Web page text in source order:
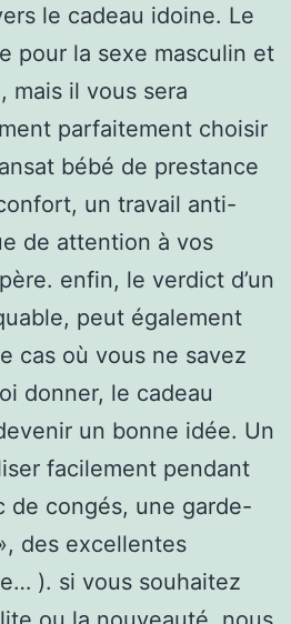
le cadeau idoine. Le
pour la sexe masculin et
mais il vous sera
parfaitement choisir
bébé de prestance
un travail anti-
de attention à vos
enfin, le verdict d’un
peut également
cas où vous ne savez
donner, le cadeau
un bonne idée. Un
facilement pendant
de congés, une garde-
des excellentes
). si vous souhaitez